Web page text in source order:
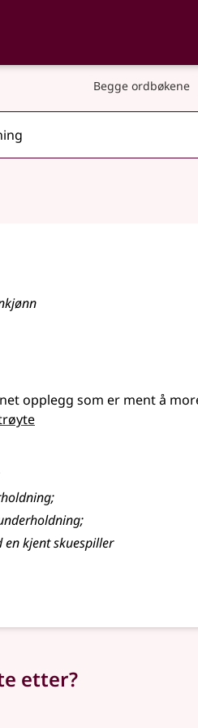
og
Begge ordbøkene
opplegg som er ment å
;
;
en kjent skuespiller
etter?